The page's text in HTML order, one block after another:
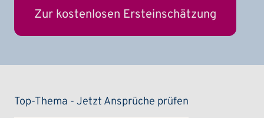
Zur kostenlosen Ersteinschätzung
Top-Thema - Jetzt Ansprüche prüfen